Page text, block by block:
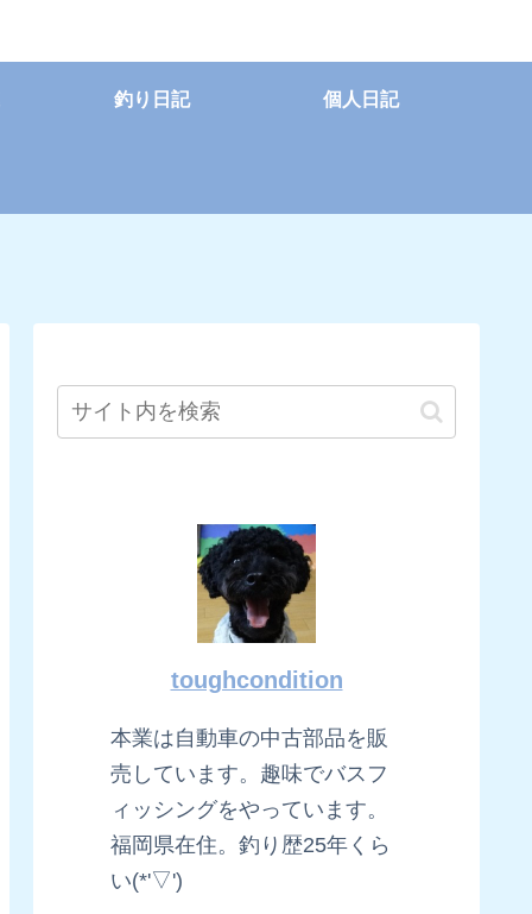
釣り日記 個人日記
toughcondition
本業は自動車の中古部品を販
売しています。趣味でバスフ
ィッシングをやっています。
福岡県在住。釣り歴25年くら
い(*'▽')